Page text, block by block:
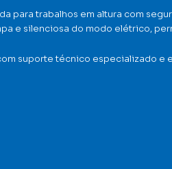
para trabalhos em altura com
e silenciosa do modo elétrico,
suporte técnico especializado e